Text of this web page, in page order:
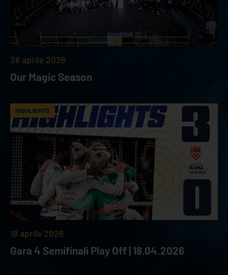
28 aprile 2026
Our Magic Season
HIGHLIGHTS
18 aprile 2026
Gara 4 Semifinali Play Off | 18.04.2026